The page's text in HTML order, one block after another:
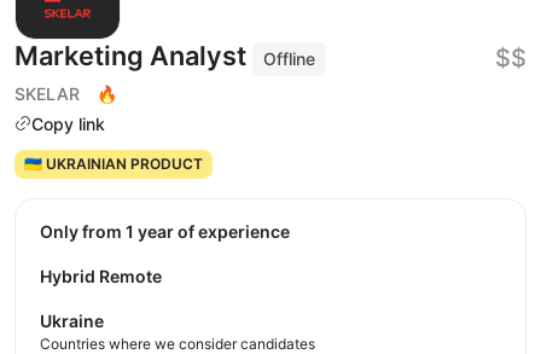
Marketing Analyst
Offline
SKELAR
🔥
Copy link
$$
🇺🇦 UKRAINIAN PRODUCT
Only from 1 year of experience
Hybrid Remote
Ukraine
Countries where we consider candidates